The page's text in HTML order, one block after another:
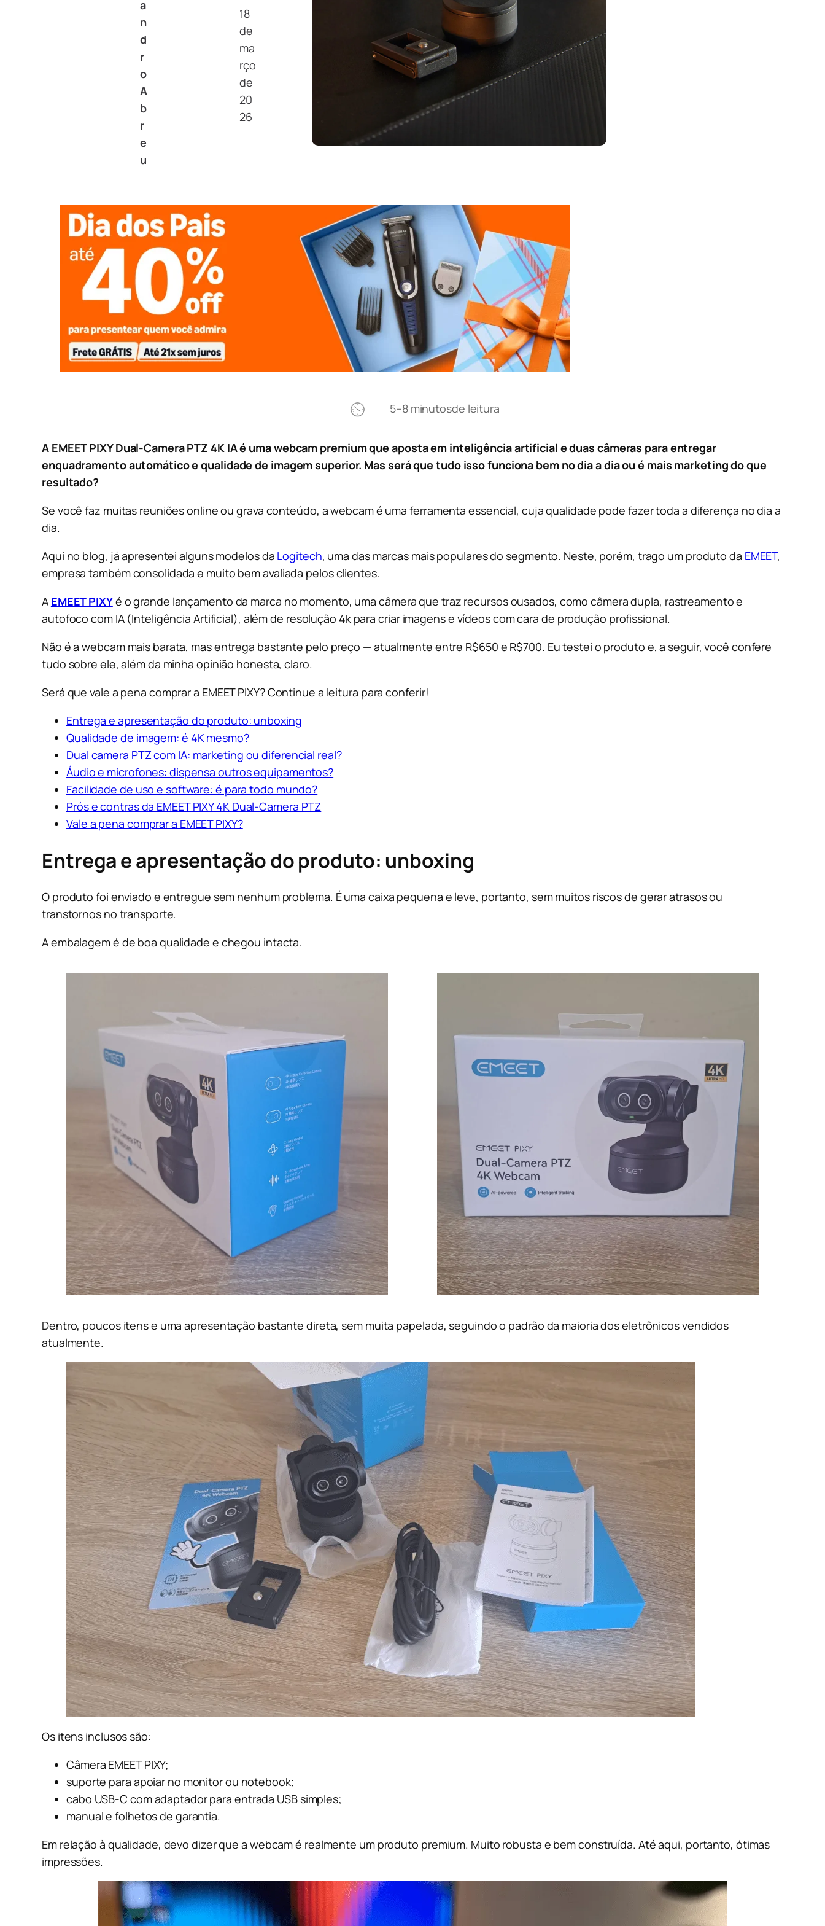
a
n
d
r
o
A
b
r
e
u
18
de
ma
rço
de
20
26
5–8 minutosde leitura
A EMEET PIXY Dual-Camera PTZ 4K IA é uma webcam premium que aposta em inteligência artificial e duas câmeras para entregar
enquadramento automático e qualidade de imagem superior. Mas será que tudo isso funciona bem no dia a dia ou é mais marketing do que
resultado?
Se você faz muitas reuniões online ou grava conteúdo, a webcam é uma ferramenta essencial, cuja qualidade pode fazer toda a diferença no dia a
dia.
Aqui no blog, já apresentei alguns modelos da Logitech, uma das marcas mais populares do segmento. Neste, porém, trago um produto da EMEET,
empresa também consolidada e muito bem avaliada pelos clientes.
A EMEET PIXYé o grande lançamento da marca no momento, uma câmera que traz recursos ousados, como câmera dupla, rastreamento e
autofoco com IA (Inteligência Artificial), além de resolução 4k para criar imagens e vídeos com cara de produção profissional.
Não é a webcam mais barata, mas entrega bastante pelo preço — atualmente entre R$650 e R$700. Eu testei o produto e, a seguir, você confere
tudo sobre ele, além da minha opinião honesta, claro.
Será que vale a pena comprar a EMEET PIXY? Continue a leitura para conferir!
Entrega e apresentação do produto: unboxing
Qualidade de imagem: é 4K mesmo?
Dual camera PTZ com IA: marketing ou diferencial real?
Áudio e microfones: dispensa outros equipamentos?
Facilidade de uso e software: é para todo mundo?
Prós e contras da EMEET PIXY 4K Dual-Camera PTZ
Vale a pena comprar a EMEET PIXY?
Entrega e apresentação do produto: unboxing
O produto foi enviado e entregue sem nenhum problema. É uma caixa pequena e leve, portanto, sem muitos riscos de gerar atrasos ou
transtornos no transporte.
A embalagem é de boa qualidade e chegou intacta.
Dentro, poucos itens e uma apresentação bastante direta, sem muita papelada, seguindo o padrão da maioria dos eletrônicos vendidos
atualmente.
Os itens inclusos são:
Câmera EMEET PIXY;
suporte para apoiar no monitor ou notebook;
cabo USB-C com adaptador para entrada USB simples;
manual e folhetos de garantia.
Em relação à qualidade, devo dizer que a webcam é realmente um produto premium. Muito robusta e bem construída. Até aqui, portanto, ótimas
impressões.